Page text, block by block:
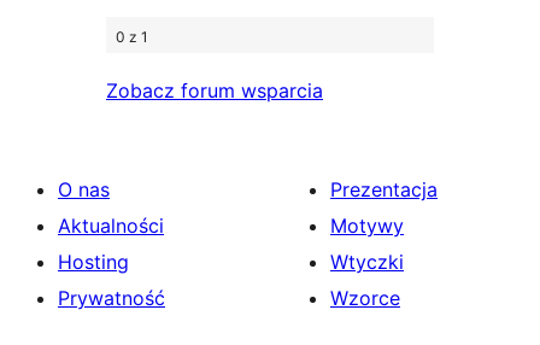
0 z 1
Zobacz forum wsparcia
O nas
Aktualności
Hosting
Prywatność
Prezentacja
Motywy
Wtyczki
Wzorce